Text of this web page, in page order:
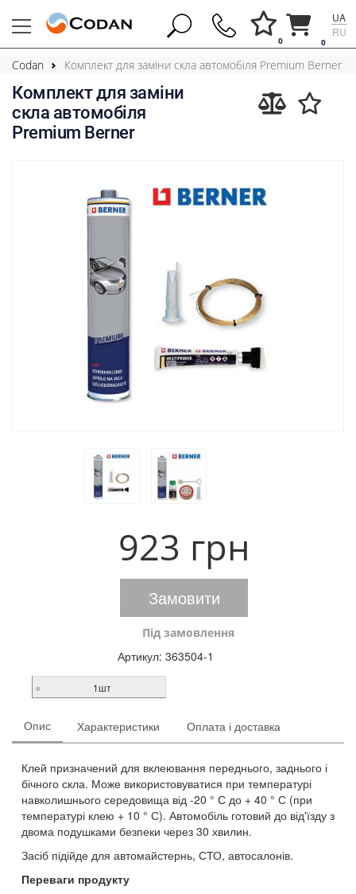
0
0
UA
RU
Codan Комплект для заміни скла автомобіля Premium Berner
Комплект для заміни
скла автомобіля
Premium Berner
923 грн
Замовити
Під замовлення
Артикул:363504-1
1шт
Опис Характеристики Оплата і доставка
Клей призначений для вклеювання переднього, заднього і
бічного скла. Може використовуватися при температурі
навколишнього середовища від -20 ° С до + 40 ° С (при
температурі клею + 10 ° С). Автомобіль готовий до від'їзду з
двома подушками безпеки через 30 хвилин.
Засіб підійде для автомайстернь, СТО, автосалонів.
Переваги продукту